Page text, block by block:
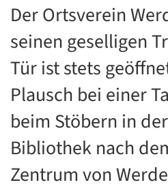
Der Ortsverein
seinen geselligen
Tür ist stets
Plausch bei einer
beim Stöbern in
Bibliothek nach
Zentrum von